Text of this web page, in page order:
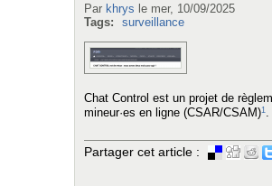
Par khrys le mer, 10/09/2025
Tags:
surveillance
Chat Control est un projet de
mineur·es en ligne (CSAR/CSAM)1 .
Partager cet article :